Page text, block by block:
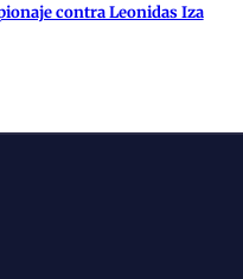
contra Leonidas Iza